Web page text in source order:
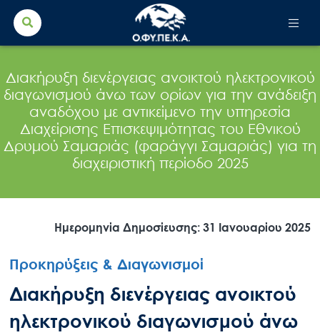
Search
for:
Διακήρυξη διενέργειας ανοικτού ηλεκτρονικού
διαγωνισμού άνω των ορίων για την ανάδειξη
αναδόχου με αντικείμενο την υπηρεσία
Διαχείρισης Επισκεψιμότητας του Εθνικού
Δρυμού Σαμαριάς (φαράγγι Σαμαριάς) για τη
διαχειριστική περίοδο 2025
Ημερομηνία Δημοσίευσης: 31 Ιανουαρίου 2025
Προκηρύξεις & Διαγωνισμοί
Διακήρυξη διενέργειας ανοικτού
ηλεκτρονικού διαγωνισμού άνω